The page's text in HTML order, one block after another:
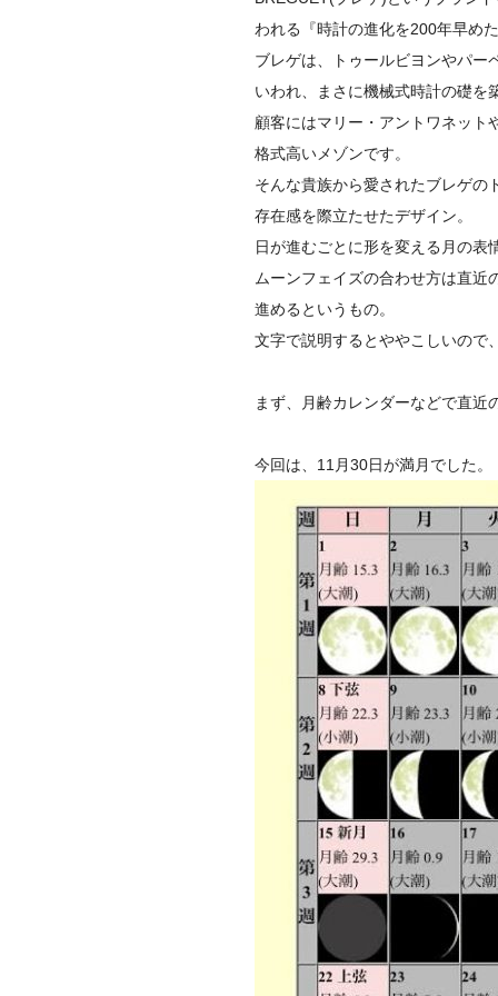
われる『時計の進化を200年早め
ブレゲは、トゥールビヨンやパー
いわれ、
まさに機械式時計の礎を
顧客にはマリー・ アントワネット
格式高いメゾンです。
そんな貴族から愛されたブレゲの
存在感を際立たせたデザイ ン。
日が進むごとに形を変える月の表
ムーンフェイズの合わせ方は直近
進めるというもの。
文字で説明するとややこしいので
まず、月齢カレンダーなどで直近
今回は、11月30日が満月でした。